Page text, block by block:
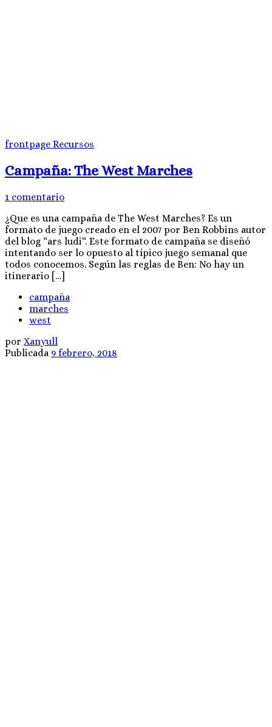
frontpage Recursos
Campaña: The West Marches
1 comentario
¿Que es una campaña de The West Marches? Es un
formato de juego creado en el 2007 por Ben Robbins autor
del blog “ars ludi“. Este formato de campaña se diseñó
intentando ser lo opuesto al típico juego semanal que
todos conocemos. Según las reglas de Ben: No hay un
itinerario […]
campaña
marches
west
por Xanyull
Publicada 9 febrero, 2018